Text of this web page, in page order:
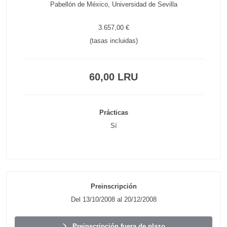
Pabellón de México, Universidad de Sevilla
3.657,00 €
(tasas incluidas)
60,00 LRU
Prácticas
Sí
Preinscripción
Del 13/10/2008 al 20/12/2008